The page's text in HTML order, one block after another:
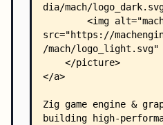
│   │   └──
│   ├── core-
│   │   ├──
│   │   └──
│   ├── custom-
│   │   ├──
│   │   └──
    │   ├── glyphs/